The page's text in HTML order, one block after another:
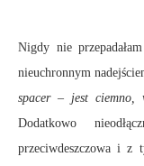
Nigdy nie
nieuchronnym
spacer – jest ciemno,
Dodatkowo
przeciwdeszczowa i z